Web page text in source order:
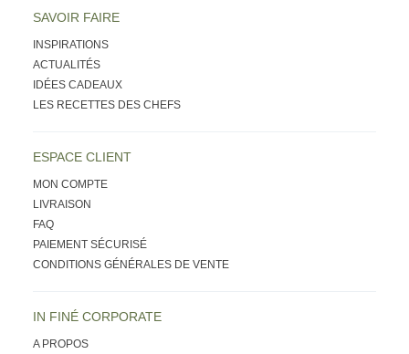
SAVOIR FAIRE
INSPIRATIONS
ACTUALITÉS
IDÉES CADEAUX
LES RECETTES DES CHEFS
ESPACE CLIENT
MON COMPTE
LIVRAISON
FAQ
PAIEMENT SÉCURISÉ
CONDITIONS GÉNÉRALES DE VENTE
IN FINÉ CORPORATE
A PROPOS